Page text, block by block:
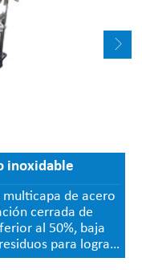
inoxidable
de acero
cerrada de
al 50%, baja
para lograr
semifina,